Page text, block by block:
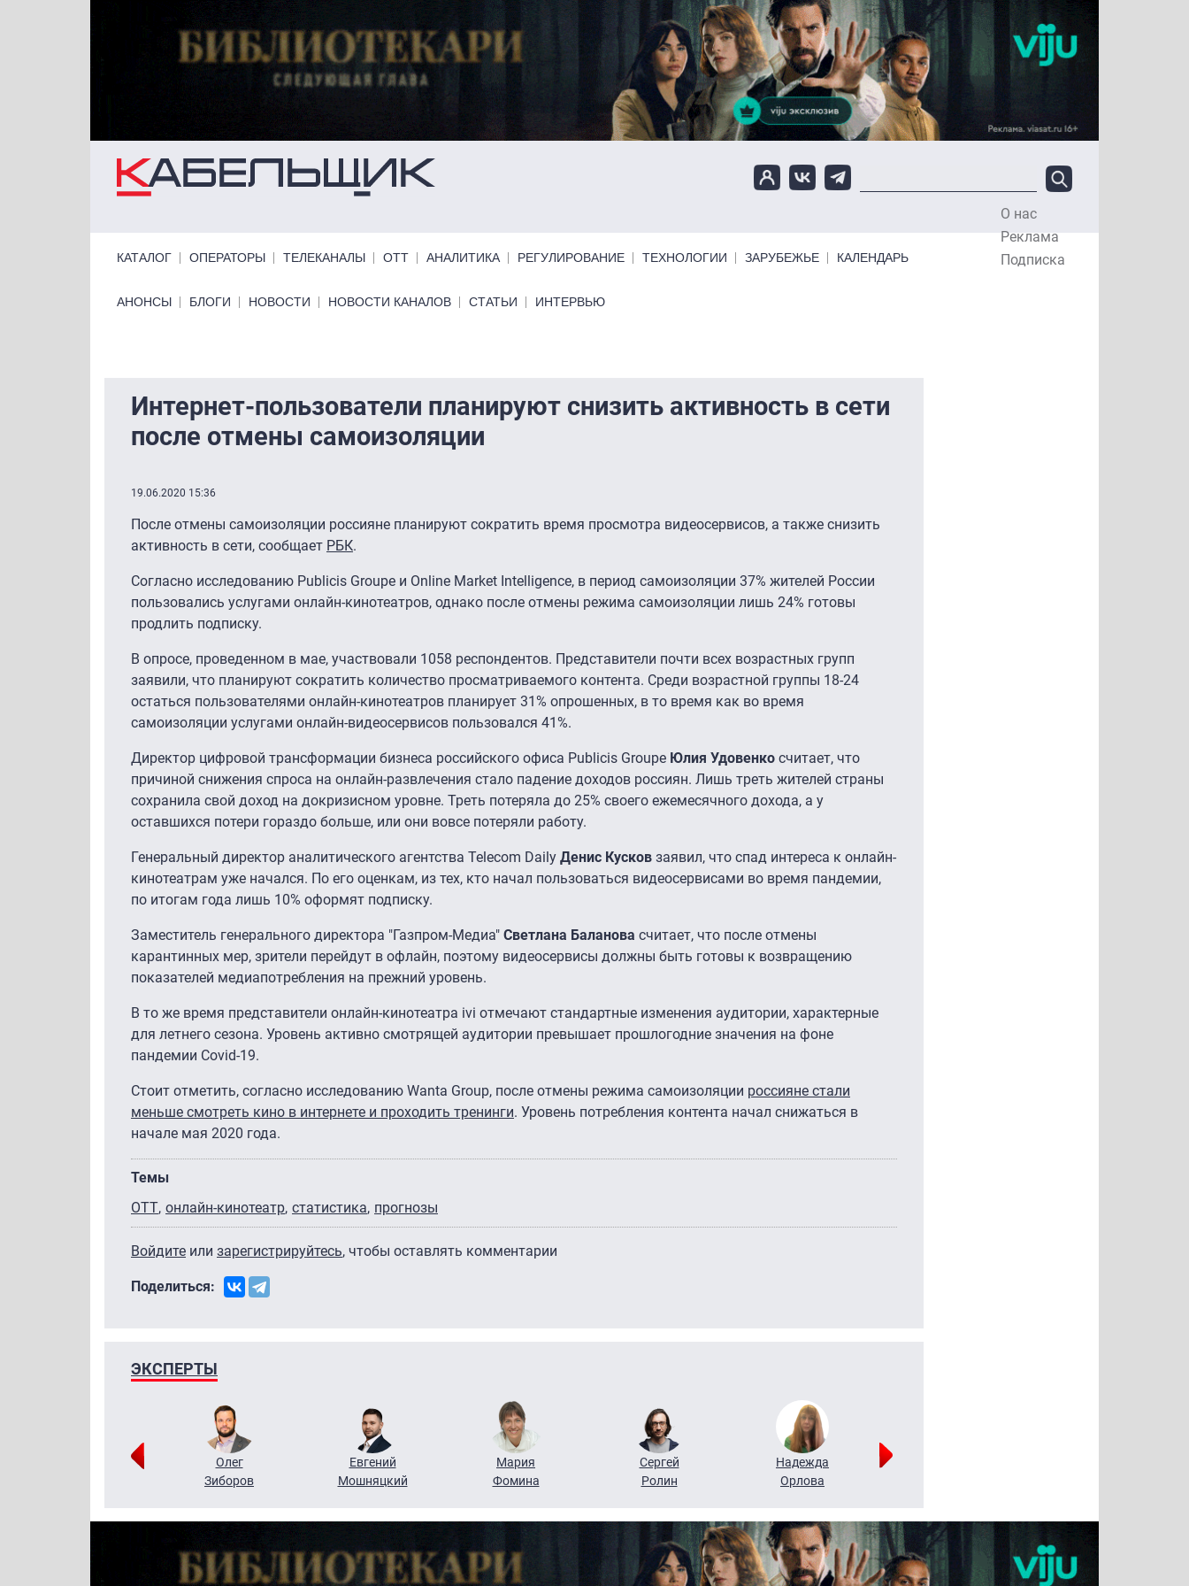
О нас
Реклама
Подписка
КАТАЛОГ ОПЕРАТОРЫ ТЕЛЕКАНАЛЫ ОТТ АНАЛИТИКА РЕГУЛИРОВАНИЕ ТЕХНОЛОГИИ ЗАРУБЕЖЬЕ КАЛЕНДАРЬ
Primary links bottom
АНОНСЫ БЛОГИ НОВОСТИ НОВОСТИ КАНАЛОВ СТАТЬИ ИНТЕРВЬЮ
Интернет-пользователи планируют снизить активность в сети
после отмены самоизоляции
19.06.2020 15:36
После отмены самоизоляции россияне планируют сократить время просмотра видеосервисов, а также снизить
активность в сети, сообщает РБК.
Согласно исследованию Publicis Groupe и Online Market Intelligence, в период самоизоляции 37% жителей России
пользовались услугами онлайн-кинотеатров, однако после отмены режима самоизоляции лишь 24% готовы
продлить подписку.
В опросе, проведенном в мае, участвовали 1058 респондентов. Представители почти всех возрастных групп
заявили, что планируют сократить количество просматриваемого контента. Среди возрастной группы 18-24
остаться пользователями онлайн-кинотеатров планирует 31% опрошенных, в то время как во время
самоизоляции услугами онлайн-видеосервисов пользовался 41%.
Директор цифровой трансформации бизнеса российского офиса Publicis Groupe Юлия Удовенко считает, что
причиной снижения спроса на онлайн-развлечения стало падение доходов россиян. Лишь треть жителей страны
сохранила свой доход на докризисном уровне. Треть потеряла до 25% своего ежемесячного дохода, а у
оставшихся потери гораздо больше, или они вовсе потеряли работу.
Генеральный директор аналитического агентства Telecom Daily Денис Кусков заявил, что спад интереса к онлайн-
кинотеатрам уже начался. По его оценкам, из тех, кто начал пользоваться видеосервисами во время пандемии,
по итогам года лишь 10% оформят подписку.
Заместитель генерального директора "Газпром-Медиа" Светлана Баланова считает, что после отмены
карантинных мер, зрители перейдут в офлайн, поэтому видеосервисы должны быть готовы к возвращению
показателей медиапотребления на прежний уровень.
В то же время представители онлайн-кинотеатра ivi отмечают стандартные изменения аудитории, характерные
для летнего сезона. Уровень активно смотрящей аудитории превышает прошлогодние значения на фоне
пандемии Covid-19.
Стоит отметить, согласно исследованию Wanta Group, после отмены режима самоизоляции россияне стали
меньше смотреть кино в интернете и проходить тренинги. Уровень потребления контента начал снижаться в
начале мая 2020 года.
Темы
OTT онлайн-кинотеатр статистика прогнозы
Войдите или зарегистрируйтесь, чтобы оставлять комментарии
Поделиться:
ЭКСПЕРТЫ
Олег
Зиборов
Евгений
Мошняцкий
Мария
Фомина
Сергей
Ролин
Надежда
Орлова